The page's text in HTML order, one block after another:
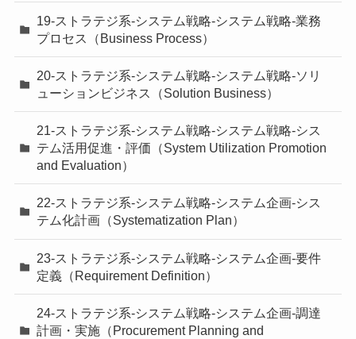
19-ストラテジ系-システム戦略-システム戦略-業務
プロセス（Business Process）
20-ストラテジ系-システム戦略-システム戦略-ソリ
ューションビジネス（Solution Business）
21-ストラテジ系-システム戦略-システム戦略-シス
テム活用促進・評価（System Utilization Promotion
and Evaluation）
22-ストラテジ系-システム戦略-システム企画-シス
テム化計画（Systematization Plan）
23-ストラテジ系-システム戦略-システム企画-要件
定義（Requirement Definition）
24-ストラテジ系-システム戦略-システム企画-調達
計画・実施（Procurement Planning and